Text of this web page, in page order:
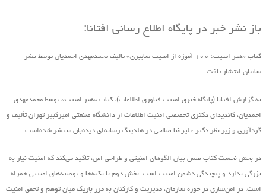
باز نشر خبر در پایگاه اطلاع رسانی افتانا:
کتاب «هنر امنیت؛ ۱۰۰ آموزه از امنیت سایبری» تالیف محمدمهدی احمدیان توسط نشر
سایبان انتشار یافت.
به گزارش افتانا (پایگاه خبری امنیت فناوری اطلاعات)، کتاب «هنر امنیت» توسط محمدمهدی
احمدیان، کاندیدای دکتری تخصصی امنیت اطلاعات از دانشگاه صنعتی امیرکبیر تهران تألیف و
گردآوری و زیر نظر دکتر علیرضا صالحی در هلدینگ رسانه‌ای دیده‌بان منتشر شده‌است.
در بخش نخست کتاب ضمن بیان الگوهای امنیتی و طراحی امن، تاکید می‌کند که امنیت نیاز به
بزرگی ندارد و پیچیدگی دشمن امنیت است. بخش دوم با نکته‌ها و توصیه‌های امنیتی همراه
است. در امن‌سازی در حوزه‌ سازمان، مدیریت و کارکنان به مرز باریک میان توهم و تحقق امنیت